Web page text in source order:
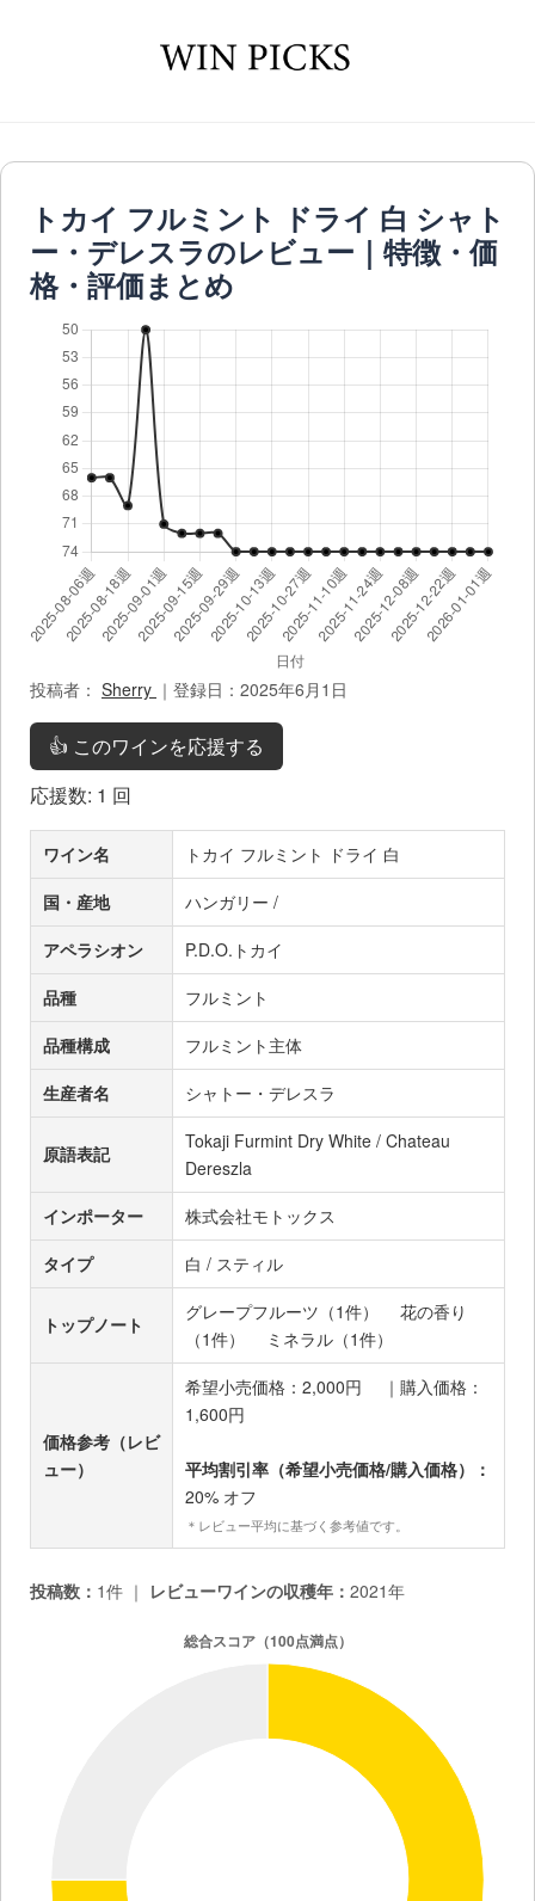
トカイ フルミント ドライ 白 シャト
ー・デレスラのレビュー｜特徴・価
格・評価まとめ
投稿者： Sherry ｜登録日：2025年6月1日
👍 このワインを応援する
応援数: 1 回
ワイン名
トカイ フルミント ドライ 白
国・産地
ハンガリー /
アペラシオン
P.D.O.トカイ
品種
フルミント
品種構成
フルミント主体
生産者名
シャトー・デレスラ
原語表記
Tokaji Furmint Dry White / Chateau
Dereszla
インポーター
株式会社モトックス
タイプ
白 / スティル
トップノート
グレープフルーツ（1件）
花の香り
（1件）
ミネラル（1件）
価格参考（レビ
ュー）
希望小売価格：2,000円 ｜購入価格：
1,600円
平均割引率（希望小売価格/購入価格）：
20% オフ
＊レビュー平均に基づく参考値です。
投稿数： 1件 ｜ レビューワインの収穫年： 2021年